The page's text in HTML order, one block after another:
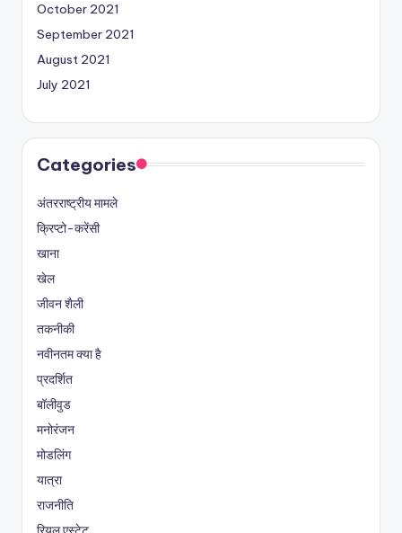
October 2021
September 2021
August 2021
July 2021
Categories
अंतरराष्ट्रीय मामले
क्रिप्टो-करेंसी
खाना
खेल
जीवन शैली
तकनीकी
नवीनतम क्या है
प्रदर्शित
बॉलीवुड
मनोरंजन
मोडलिंग
यात्रा
राजनीति